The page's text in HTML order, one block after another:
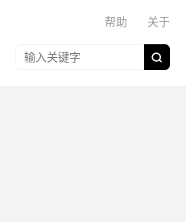

帮助 关于